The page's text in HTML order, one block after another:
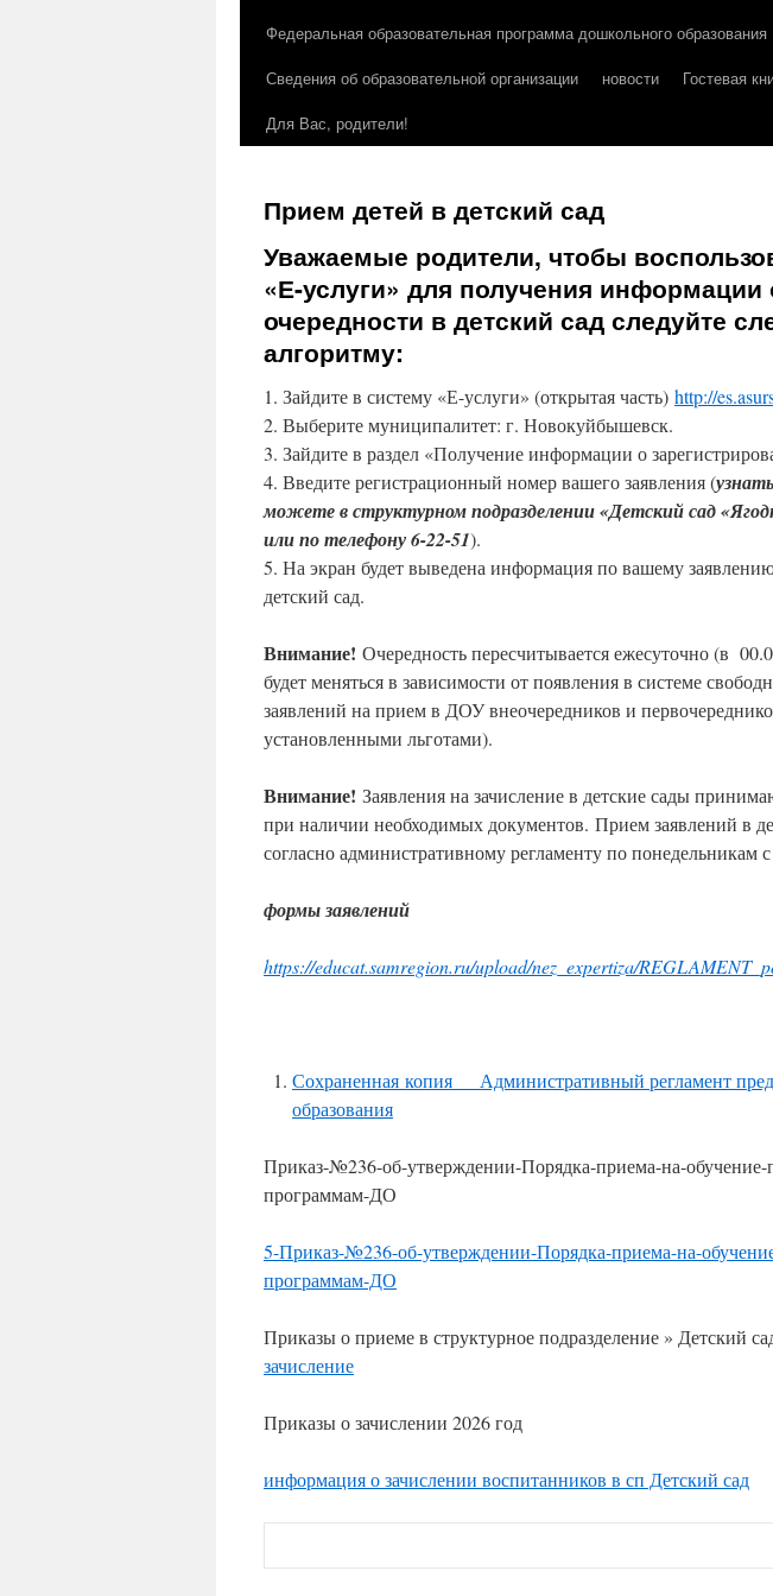
Федеральная образовательная программа дошкольного образования
Сведения об образовательной организации
новости Гостевая
Для Вас, родители!
Прием детей в детский сад
Уважаемые родители, чтобы
«Е-услуги» для получения информации
очередности в детский сад следуйте
алгоритму:
1. Зайдите в систему «Е-услуги» (открытая часть) http://
2. Выберите муниципалитет: г. Новокуйбышевск.
3. Зайдите в раздел «Получение информации о
4. Введите регистрационный номер вашего заявления (
можете в структурном подразделении «Детский сад
или по телефону 6-22-51).
5. На экран будет выведена информация по вашему
детский сад.
Внимание! Очередность пересчитывается ежесуточно (в
будет меняться в зависимости от появления в системе
заявлений на прием в ДОУ внеочередников и
установленными льготами).
Внимание! Заявления на зачисление в детские сады
при наличии необходимых документов. Прием заявлений в
согласно административному регламенту по понедельникам
формы заявлений
https://educat.samregion.ru/upload/nez_expertiza/
Сохраненная копия Административный регламент
образования
Приказ-№236-об-утверждении-Порядка-приема-на-обучение-
программам-ДО
5-Приказ-№236-об-утверждении-Порядка-приема-на-
программам-ДО
Приказы о приеме в структурное подразделение » Детский
зачисление
Приказы о зачислении 2026 год
информация о зачислении воспитанников в сп Детский сад